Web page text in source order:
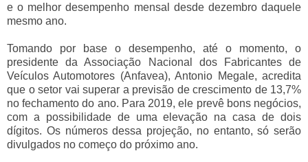
e o melhor desempenho mensal desde dezembro daquele
mesmo ano.
Tomando por base o desempenho, até o momento, o
presidente da Associação Nacional dos Fabricantes de
Veículos Automotores (Anfavea), Antonio Megale, acredita
que o setor vai superar a previsão de crescimento de 13,7%
no fechamento do ano. Para 2019, ele prevê bons negócios,
com a possibilidade de uma elevação na casa de dois
dígitos. Os números dessa projeção, no entanto, só serão
divulgados no começo do próximo ano.